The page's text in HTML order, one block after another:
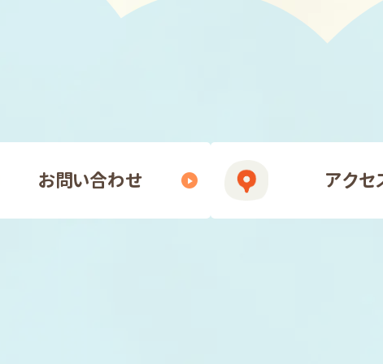
お問い合わせ アクセ